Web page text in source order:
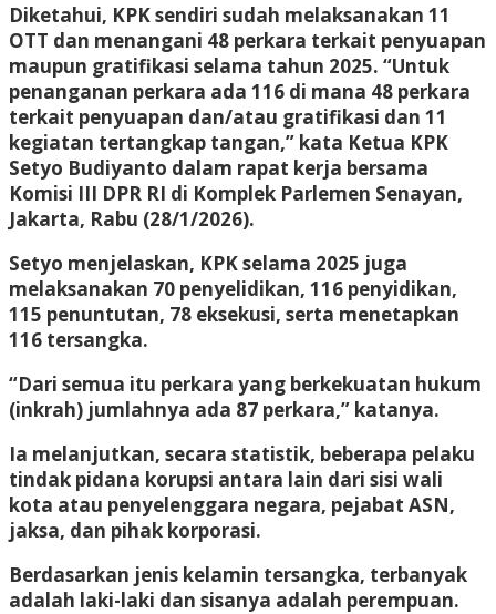
Diketahui, KPK sendiri sudah melaksanakan 11
OTT dan menangani 48 perkara terkait penyuapan
maupun gratifikasi selama tahun 2025. “Untuk
penanganan perkara ada 116 di mana 48 perkara
terkait penyuapan dan/atau gratifikasi dan 11
kegiatan tertangkap tangan,” kata Ketua KPK
Setyo Budiyanto dalam rapat kerja bersama
Komisi III DPR RI di Komplek Parlemen Senayan,
Jakarta, Rabu (28/1/2026).
Setyo menjelaskan, KPK selama 2025 juga
melaksanakan 70 penyelidikan, 116 penyidikan,
115 penuntutan, 78 eksekusi, serta menetapkan
116 tersangka.
“Dari semua itu perkara yang berkekuatan hukum
(inkrah) jumlahnya ada 87 perkara,” katanya.
Ia melanjutkan, secara statistik, beberapa pelaku
tindak pidana korupsi antara lain dari sisi wali
kota atau penyelenggara negara, pejabat ASN,
jaksa, dan pihak korporasi.
Berdasarkan jenis kelamin tersangka, terbanyak
adalah laki-laki dan sisanya adalah perempuan.